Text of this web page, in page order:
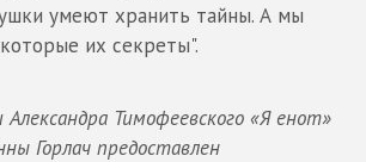
умеют хранить тайны. А мы
их секреты".
Тимофеевского «Я енот»
Горлач предоставлен